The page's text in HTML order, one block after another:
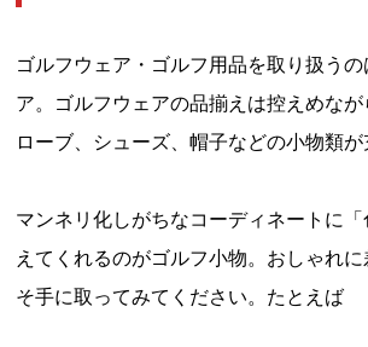
ゴルフウェア・ゴルフ用品を取り扱うの
ア。ゴルフウェアの品揃えは控えめな
ローブ、シューズ、帽子などの小物類が
マンネリ化しがちなコーディネートに
えてくれるのがゴルフ小物。おしゃれ
そ手に取ってみてください。たとえば